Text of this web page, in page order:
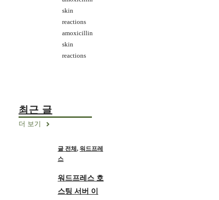
skin
reactions
amoxicillin
skin
reactions
최근 글
더 보기
글 전체 , 워드프레
스
워드프레스 호
스팅 서버 이